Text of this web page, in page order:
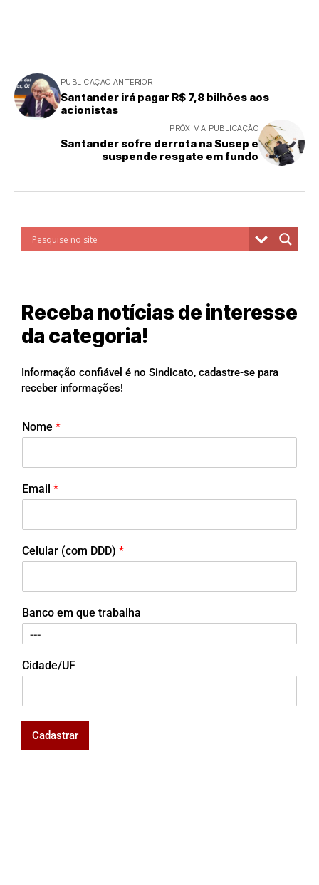
PUBLICAÇÃO ANTERIOR
Santander irá pagar R$ 7,8 bilhões aos
acionistas
PRÓXIMA PUBLICAÇÃO
Santander sofre derrota na Susep e
suspende resgate em fundo
Receba notícias de interesse
da categoria!
Informação confiável é no Sindicato, cadastre-se para
receber informações!
Nome *
Email *
Celular (com DDD) *
Banco em que trabalha
Cidade/UF
Cadastrar